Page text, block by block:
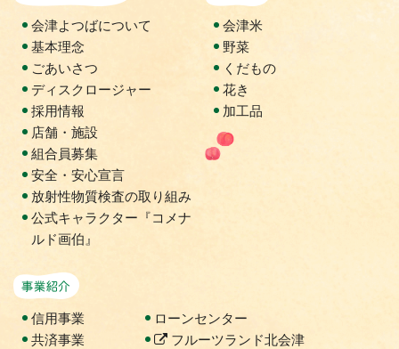
会津よつばについて
基本理念
ごあいさつ
ディスクロージャー
採用情報
店舗・施設
組合員募集
安全・安心宣言
放射性物質検査の取り組み
公式キャラクター『コメナ
ルド画伯』
会津米
野菜
くだもの
花き
加工品
信用事業
共済事業
ローンセンター
フルーツランド北会津